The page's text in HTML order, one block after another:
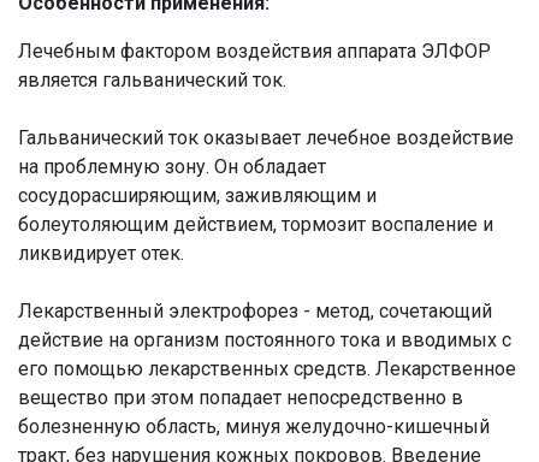
Лечебным фактором воздействия аппарата ЭЛФОР
является гальванический ток.
Гальванический ток оказывает лечебное воздействие
на проблемную зону. Он обладает
сосудорасширяющим, заживляющим и
болеутоляющим действием, тормозит воспаление и
ликвидирует отек.
Лекарственный электрофорез - метод, сочетающий
действие на организм постоянного тока и вводимых с
его помощью лекарственных средств. Лекарственное
вещество при этом попадает непосредственно в
болезненную область, минуя желудочно-кишечный
тракт, без нарушения кожных покровов. Введение